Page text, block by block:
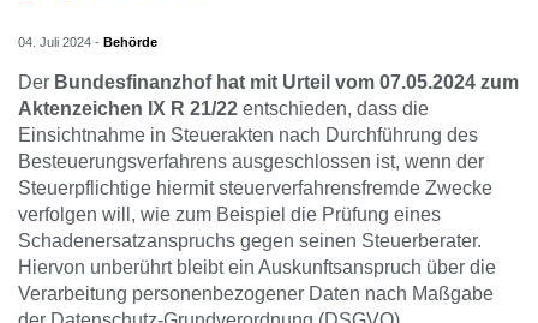
04. Juli 2024 - Behörde
Der Bundesfinanzhof hat mit Urteil vom 07.05.2024 zum
Aktenzeichen IX R 21/22 entschieden, dass die
Einsichtnahme in Steuerakten nach Durchführung des
Besteuerungsverfahrens ausgeschlossen ist, wenn der
Steuerpflichtige hiermit steuerverfahrensfremde Zwecke
verfolgen will, wie zum Beispiel die Prüfung eines
Schadenersatzanspruchs gegen seinen Steuerberater.
Hiervon unberührt bleibt ein Auskunftsanspruch über die
Verarbeitung personenbezogener Daten nach Maßgabe